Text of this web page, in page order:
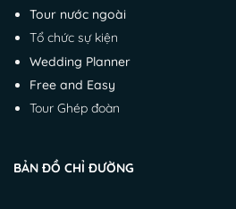
Tour nước ngoài
Tổ chức sự kiện
Wedding Planner
Free and Easy
Tour Ghép đoàn
BẢN ĐỒ CHỈ ĐƯỜNG